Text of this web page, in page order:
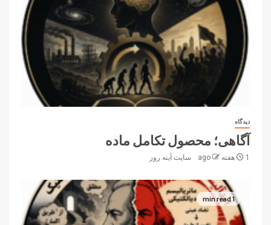
دیدگاه
آگاهی؛ محصول تکامل ماده
1 هفته ago سایت آینه‌ روز
1 min read